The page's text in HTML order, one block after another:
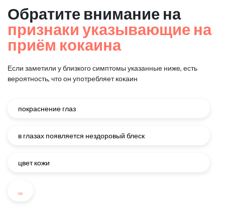
Обратите внимание на
признаки указывающие на
приём кокаина
Если заметили у близкого симптомы указанные ниже, есть
вероятность, что он употребляет кокаин
покраснение глаз
в глазах появляется нездоровый блеск
цвет кожи
...